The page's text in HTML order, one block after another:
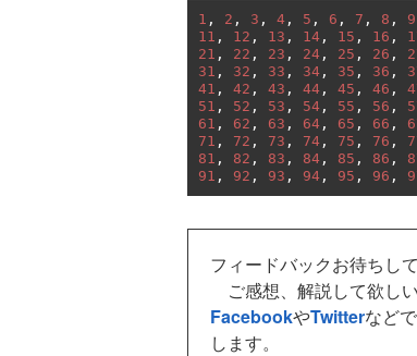
1 , 2 , 3 , 4 , 5 , 6 , 7 , 8 , 9
11 , 12 , 13 , 14 , 15 , 16 ,
21 , 22 , 23 , 24 , 25 , 26 ,
31 , 32 , 33 , 34 , 35 , 36 ,
41 , 42 , 43 , 44 , 45 , 46 ,
51 , 52 , 53 , 54 , 55 , 56 ,
61 , 62 , 63 , 64 , 65 , 66 ,
71 , 72 , 73 , 74 , 75 , 76 ,
81 , 82 , 83 , 84 , 85 , 86 ,
91 , 92 , 93 , 94 , 95 , 96 ,
フィードバックお待ちし
ご感想、解説して欲し
FacebookやTwitterなど
します。